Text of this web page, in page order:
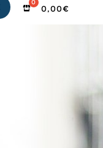
0,00€